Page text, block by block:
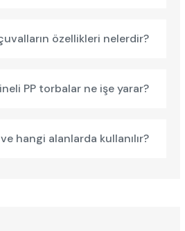
özellikleri nelerdir?
PP torbalar ne işe yarar?
hangi alanlarda kullanılır?